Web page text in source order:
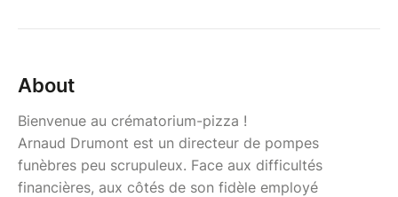
About
Bienvenue au crématorium-pizza !
Arnaud Drumont est un directeur de pompes
funèbres peu scrupuleux. Face aux difficultés
financières, aux côtés de son fidèle employé